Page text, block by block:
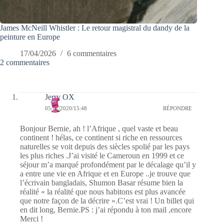
James McNeill Whistler : Le retour magistral du dandy de la
peinture en Europe
17/04/2026
6 commentaires
2 commentaires
Jerry OX
05/11/2020/15:48 RÉPONDRE
Bonjour Bernie, ah ! l’Afrique , quel vaste et beau
continent ! hélas, ce continent si riche en ressources
naturelles se voit depuis des siècles spolié par les pays
les plus riches .J’ai visité le Cameroun en 1999 et ce
séjour m’a marqué profondément par le décalage qu’il y
a entre une vie en Afrique et en Europe ..je trouve que
l’écrivain bangladais, Shumon Basar résume bien la
réalité « la réalité que nous habitons est plus avancée
que notre façon de la décrire ».C’est vrai ! Un billet qui
en dit long, Bernie.PS : j’ai répondu à ton mail ,encore
Merci !